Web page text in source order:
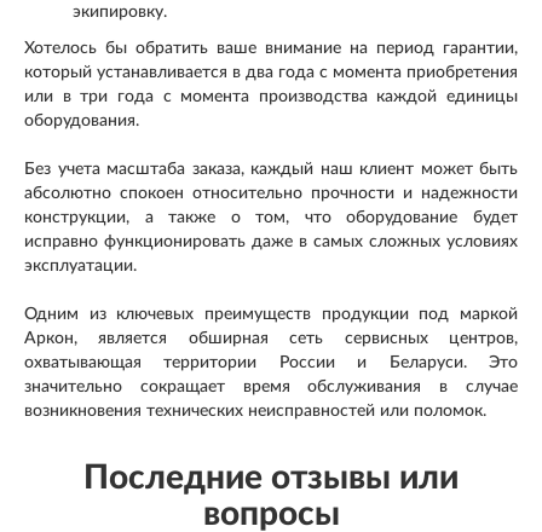
экипировку.
Хотелось бы обратить ваше внимание на период гарантии,
который устанавливается в два года с момента приобретения
или в три года с момента производства каждой единицы
оборудования.
Без учета масштаба заказа, каждый наш клиент может быть
абсолютно спокоен относительно прочности и надежности
конструкции, а также о том, что оборудование будет
исправно функционировать даже в самых сложных условиях
эксплуатации.
Одним из ключевых преимуществ продукции под маркой
Аркон, является обширная сеть сервисных центров,
охватывающая территории России и Беларуси. Это
значительно сокращает время обслуживания в случае
возникновения технических неисправностей или поломок.
Последние отзывы или
вопросы